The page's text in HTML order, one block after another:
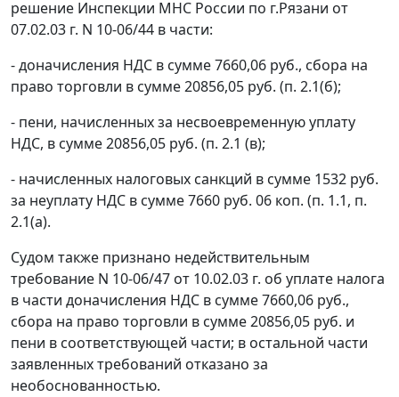
решение Инспекции МНС России по г.Рязани от
07.02.03 г. N 10-06/44 в части:
- доначисления НДС в сумме 7660,06 руб., сбора на
право торговли в сумме 20856,05 руб. (п. 2.1(б);
- пени, начисленных за несвоевременную уплату
НДС, в сумме 20856,05 руб. (п. 2.1 (в);
- начисленных налоговых санкций в сумме 1532 руб.
за неуплату НДС в сумме 7660 руб. 06 коп. (п. 1.1, п.
2.1(а).
Судом также признано недействительным
требование N 10-06/47 от 10.02.03 г. об уплате налога
в части доначисления НДС в сумме 7660,06 руб.,
сбора на право торговли в сумме 20856,05 руб. и
пени в соответствующей части; в остальной части
заявленных требований отказано за
необоснованностью.